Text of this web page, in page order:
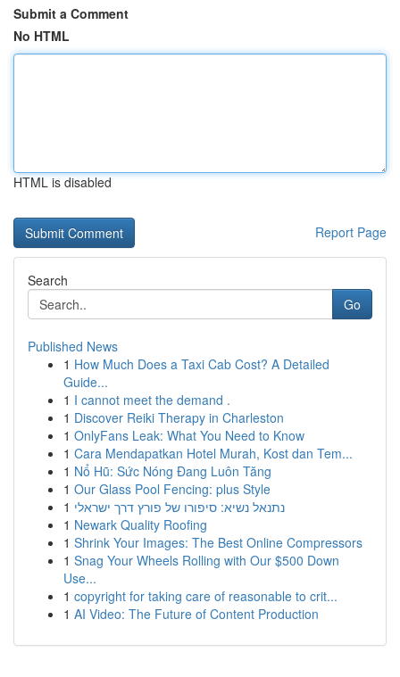
Submit a Comment
No HTML
HTML is disabled
Report Page
Search
Go
Published News
1 How Much Does a Taxi Cab Cost? A Detailed
Guide...
1 I cannot meet the demand .
1 Discover Reiki Therapy in Charleston
1 OnlyFans Leak: What You Need to Know
1 Cara Mendapatkan Hotel Murah, Kost dan Tem...
1 Nổ Hũ: Sức Nóng Đang Luôn Tăng
1 Our Glass Pool Fencing: plus Style
1 נתנאל נשיא: סיפורו של פורץ דרך ישראלי
1 Newark Quality Roofing
1 Shrink Your Images: The Best Online Compressors
1 Snag Your Wheels Rolling with Our $500 Down
Use...
1 copyright for taking care of reasonable to crit...
1 AI Video: The Future of Content Production